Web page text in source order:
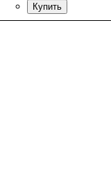
: Унисекс, : Macron
: Синий